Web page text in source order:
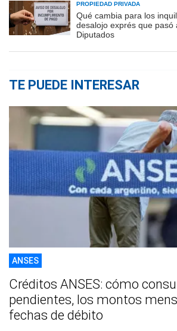
PROPIEDAD PRIVADA
Qué cambia para los
desalojo exprés que pasó
Diputados
TE PUEDE INTERESAR
ANSES
Créditos ANSES: cómo
pendientes, los montos
fechas de débito